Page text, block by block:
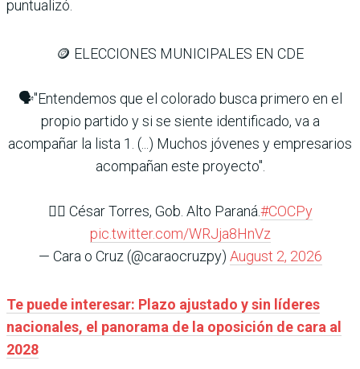
puntualizó.
🪙 ELECCIONES MUNICIPALES EN CDE
🗣️"Entendemos que el colorado busca primero en el
propio partido y si se siente identificado, va a
acompañar la lista 1. (...) Muchos jóvenes y empresarios
acompañan este proyecto".
👉🏽 ⁠César Torres, Gob. Alto Paraná.#COCPy
pic.twitter.com/WRJja8HnVz
— Cara o Cruz (@caraocruzpy) August 2, 2026
Te puede interesar: Plazo ajustado y sin líderes
nacionales, el panorama de la oposición de cara al
2028